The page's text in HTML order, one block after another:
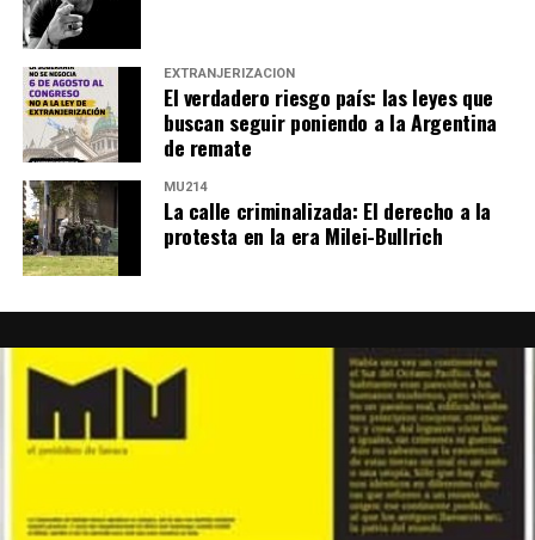
EXTRANJERIZACIÓN
El verdadero riesgo país: las leyes que
buscan seguir poniendo a la Argentina
de remate
MU214
La calle criminalizada: El derecho a la
protesta en la era Milei-Bullrich